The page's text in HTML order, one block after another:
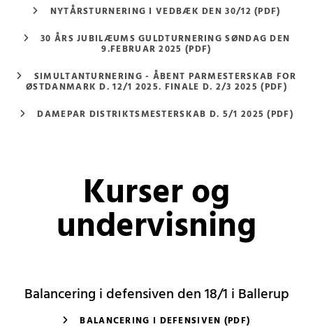
NYTÅRSTURNERING I VEDBÆK DEN 30/12 (PDF)
30 ÅRS JUBILÆUMS GULDTURNERING SØNDAG DEN
9.FEBRUAR 2025 (PDF)
SIMULTANTURNERING - ÅBENT PARMESTERSKAB FOR
ØSTDANMARK D. 12/1 2025. FINALE D. 2/3 2025 (PDF)
DAMEPAR DISTRIKTSMESTERSKAB D. 5/1 2025 (PDF)
Kurser og
undervisning
Balancering i defensiven den 18/1 i Ballerup
BALANCERING I DEFENSIVEN (PDF)